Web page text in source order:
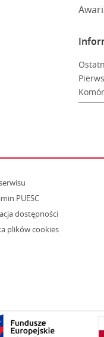
PUESC
dostępności
plików cookies